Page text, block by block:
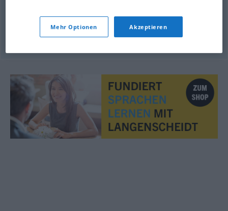
rar,karg
Mehr Optionen Akzeptieren